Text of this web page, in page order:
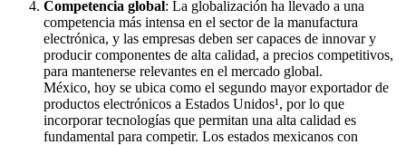
Competencia global: La globalización ha llevado a una
competencia más intensa en el sector de la manufactura
electrónica, y las empresas deben ser capaces de innovar y
producir componentes de alta calidad, a precios competitivos,
para mantenerse relevantes en el mercado global.
México, hoy se ubica como el segundo mayor exportador de
productos electrónicos a Estados Unidos¹, por lo que
incorporar tecnologías que permitan una alta calidad es
fundamental para competir. Los estados mexicanos con